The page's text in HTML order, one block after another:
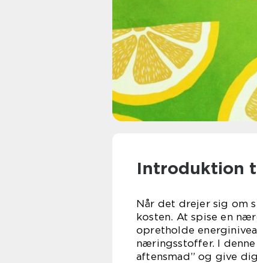
Introduktion
Når det drejer sig om
kosten. At spise en
opretholde
næringsstoffer. I
aftensmad” og give